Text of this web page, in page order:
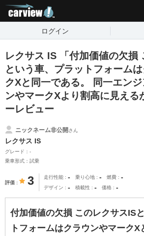
ログイン
レクサス IS 「付加価値の欠損
という車、プラットフォーム
クXと同一である。 同一エン
ンやマークXより割高に見える
ーレビュー
ニックネーム非公開さん
レクサス IS
グレード：-
乗車形式：試乗
評価 3 走行性能 - 乗り心地 - 燃費 -
デザイン - 積載性 - 価格 -
付加価値の欠損 このレクサスIS
トフォームはクラウンやマークX